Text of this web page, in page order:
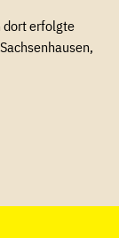
dort erfolgte